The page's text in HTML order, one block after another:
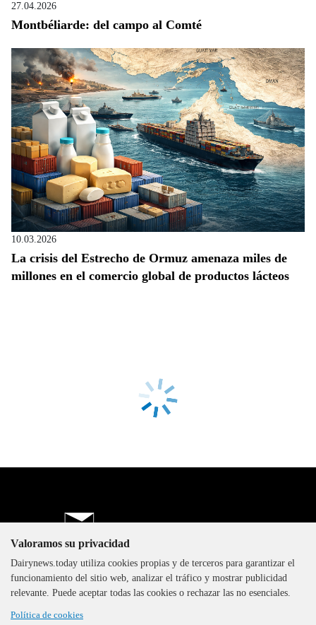
27.04.2026
Montbéliarde: del campo al Comté
10.03.2026
La crisis del Estrecho de Ormuz amenaza miles de
millones en el comercio global de productos lácteos
The DairyNews, todos los
derechos reservados, 2000-
2026
Valoramos su privacidad
Dairynews.today utiliza cookies propias y de terceros para garantizar el
funcionamiento del sitio web, analizar el tráfico y mostrar publicidad
relevante. Puede aceptar todas las cookies o rechazar las no esenciales.
Política de cookies